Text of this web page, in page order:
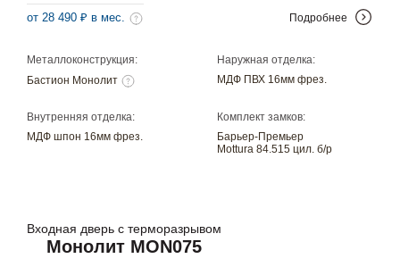
Металлоконструкция:
Бастион Монолит
Наружная отделка:
МДФ ПВХ 16мм фрез.
Внутренняя отделка:
МДФ шпон 16мм фрез.
Комплект замков:
Барьер-Премьер
Mottura 84.515 цил. б/р
от 28 490 ₽ в мес. Подробнее
Входная дверь с терморазрывом
Монолит MON075